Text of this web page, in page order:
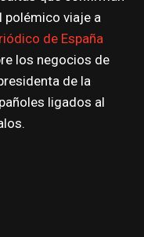
polémico viaje a
de España
los negocios de
de la
ligados al